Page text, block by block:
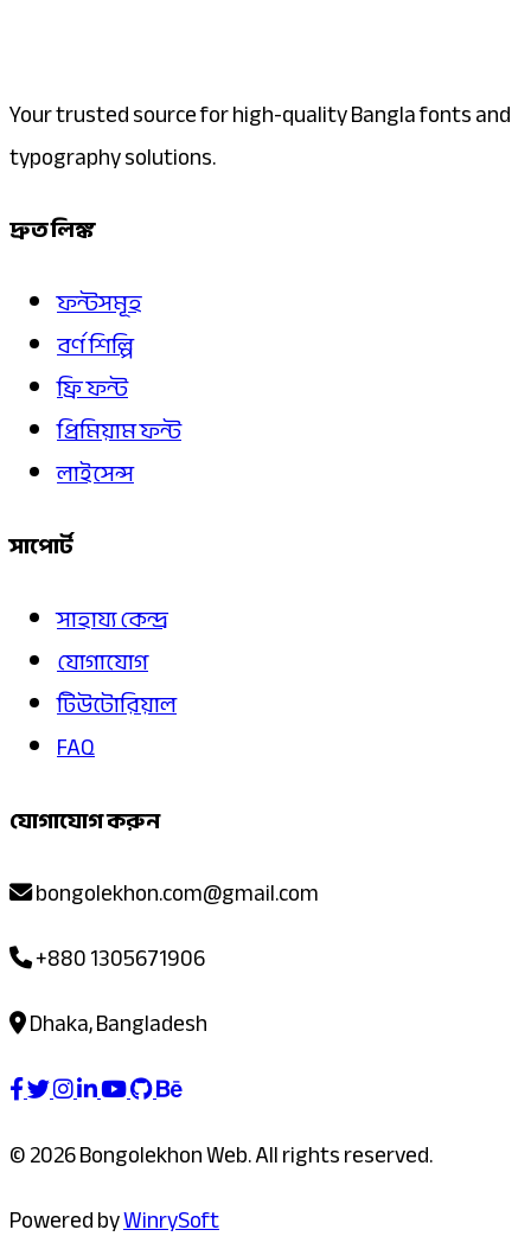
Your trusted source for high-quality Bangla fonts and
typography solutions.
দ্রুত লিঙ্ক
ফন্টসমূহ
বর্ণ শিল্পি
ফ্রি ফন্ট
প্রিমিয়াম ফন্ট
লাইসেন্স
সাপোর্ট
সাহায্য কেন্দ্র
যোগাযোগ
টিউটোরিয়াল
FAQ
যোগাযোগ করুন
bongolekhon.com@gmail.com
+880 1305671906
Dhaka, Bangladesh
© 2026 Bongolekhon Web. All rights reserved.
Powered byWinrySoft